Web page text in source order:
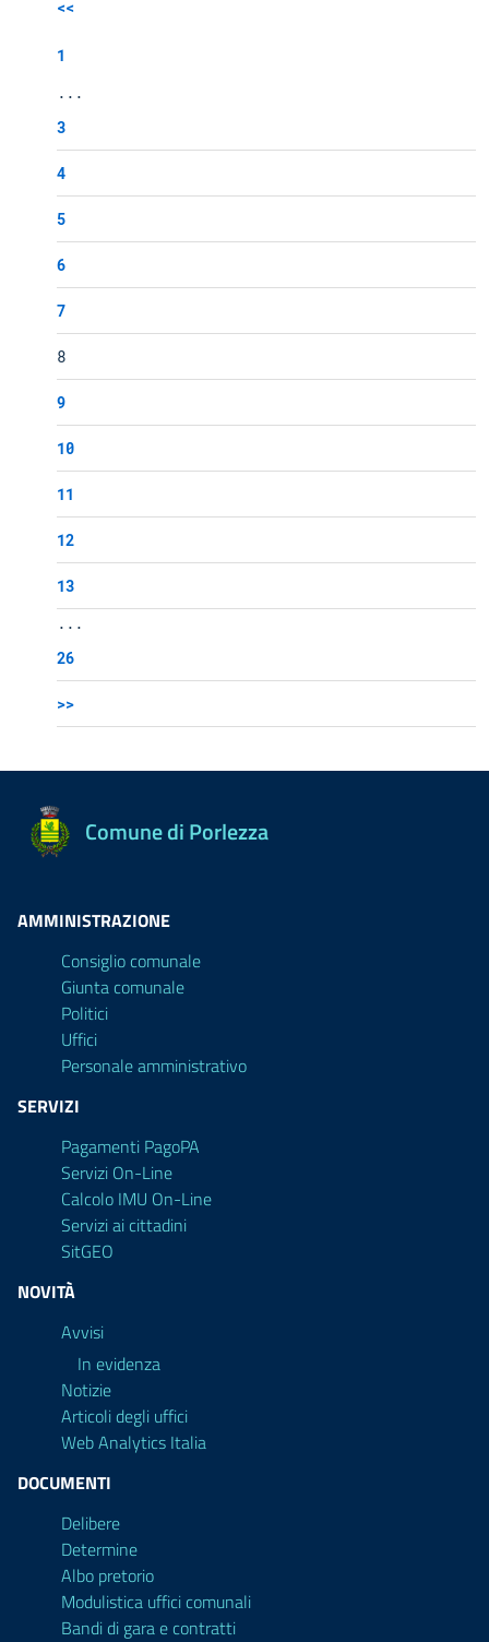
<<
1
...
3
4
5
6
7
8
9
10
11
12
13
...
26
>>
Comune di Porlezza
AMMINISTRAZIONE
Consiglio comunale
Giunta comunale
Politici
Uffici
Personale amministrativo
SERVIZI
Pagamenti PagoPA
Servizi On-Line
Calcolo IMU On-Line
Servizi ai cittadini
SitGEO
NOVITÀ
Avvisi
In evidenza
Notizie
Articoli degli uffici
Web Analytics Italia
DOCUMENTI
Delibere
Determine
Albo pretorio
Modulistica uffici comunali
Bandi di gara e contratti